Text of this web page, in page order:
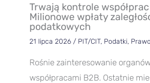
Trwają kontrole
Milionowe wpłaty
podatkowych
21 lipca 2026 / PIT/CIT, Podatki, Prawo
Rośnie zainteresowanie
współpracami B2B. Ostatnie